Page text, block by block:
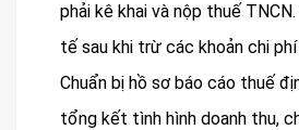
phải kê khai và nộp thuế
tế sau khi trừ các khoản chi phí
Chuẩn bị hồ sơ báo cáo thuế
tổng kết tình hình doanh thu,